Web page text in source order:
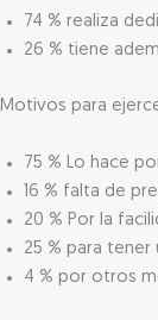
74 % realiza
26 % tiene
Motivos para
75 % Lo hace
16 % falta de
20 % Por la
25 % para tener
4 % por otros